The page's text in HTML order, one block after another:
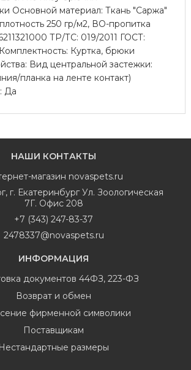
Основной материал: Ткань "Саржа"
250 гр/м2, ВО-пропитка
ТР/ТС: 019/2011 ГОСТ:
Куртка, брюки
Вид центральной застежки:
планка на ленте контакт)
Да
НАШИ КОНТАКТЫ
магазин novaspets.ru
, г. Екатеринбург Ул. Зоологическая
7Г. Офис 208
+7 (343) 247-83-37
2478337@novaspets.ru
ИНФОРМАЦИЯ
документов 44ФЗ, 223-ФЗ
Возврат и обмен
фирменной символики
Поставщикам
Нестандартные размеры